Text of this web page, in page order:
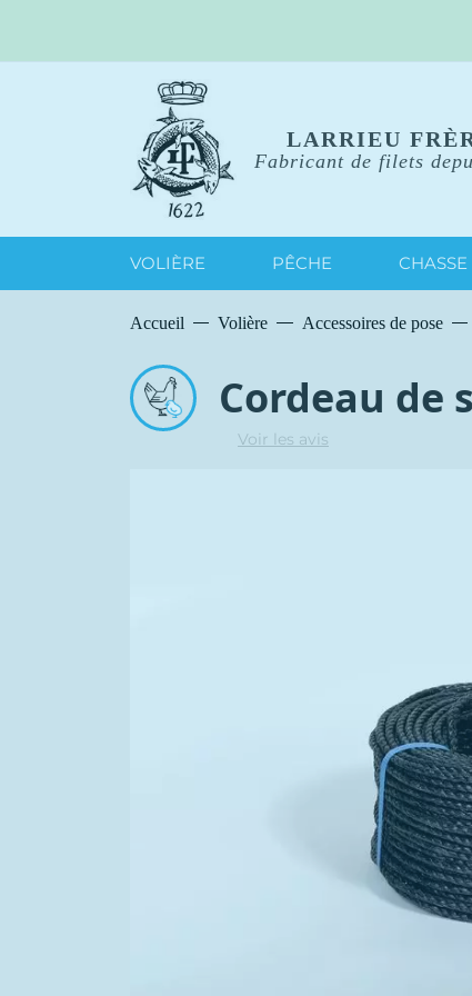
LARRIEU
Fabricant de filets
VOLIÈRE PÊCHE CHASSE
Accueil Volière Accessoires de pose
Cordeau de
Voir les avis